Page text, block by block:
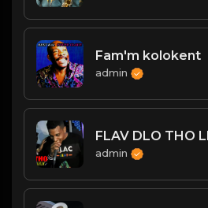
Fam'm kolokent
admin
FLAV DLO THO
admin